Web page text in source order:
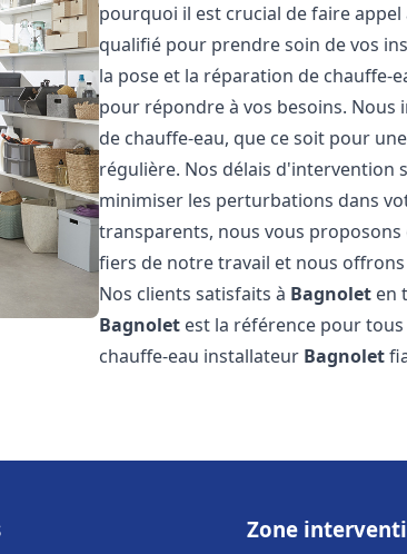
pourquoi il est crucial de faire
qualifié pour prendre soin de vos
la pose et la réparation de chauffe-
pour répondre à vos besoins.
de chauffe-eau, que ce soit pour
régulière. Nos délais d'intervention
minimiser les perturbations dans
transparents, nous vous
fiers de notre travail et nous
Nos clients satisfaits à Bagnolet en
Bagnolet est la référence pour
chauffe-eau installateur Bagnolet
Zone